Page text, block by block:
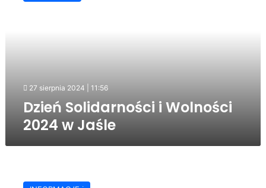
27 sierpnia 2024 | 11:56
Dzień Solidarności i Wolności
2024 w Jaśle
modlitwa,